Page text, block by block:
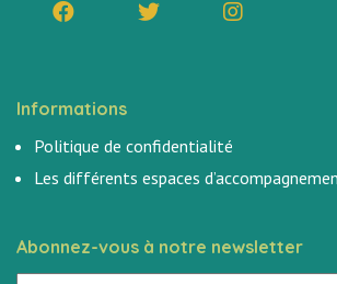
Informations
Politique de confidentialité
Les différents espaces
Abonnez-vous à notre newsletter